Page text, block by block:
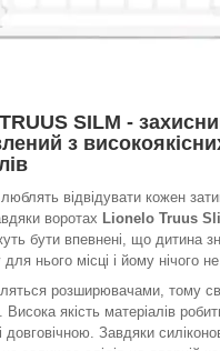
SILM -
з
відвідувати кожен
воротах Lionelo Truus
бути впевнені, що дитина
нього місці і йому нічого
розширювачами, тому
Висока якість матеріалів
довговічною. Завдяки